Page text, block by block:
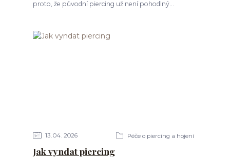
proto, že původní piercing už není pohodlný...
13 04 2026 Péče o piercing a hojení
Jak vyndat piercing